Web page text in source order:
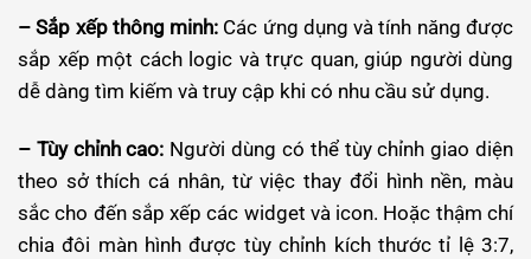
– Sắp xếp thông minh: Các ứng dụng và tính năng được
sắp xếp một cách logic và trực quan, giúp người dùng
dễ dàng tìm kiếm và truy cập khi có nhu cầu sử dụng.
– Tùy chỉnh cao: Người dùng có thể tùy chỉnh giao diện
theo sở thích cá nhân, từ việc thay đổi hình nền, màu
sắc cho đến sắp xếp các widget và icon. Hoặc thậm chí
chia đôi màn hình được tùy chỉnh kích thước tỉ lệ 3:7,